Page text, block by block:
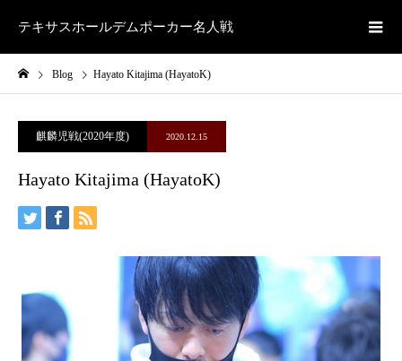
テキサスホールデムポーカー名人戦
Blog Hayato Kitajima (HayatoK)
麒麟児戦(2020年度) 2020.12.15
Hayato Kitajima (HayatoK)